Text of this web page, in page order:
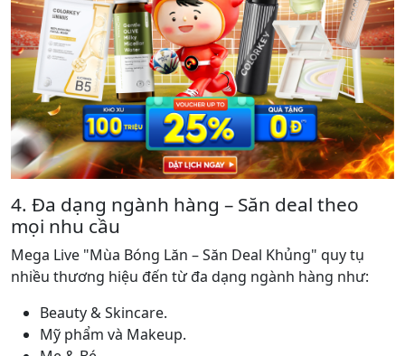
4. Đa dạng ngành hàng – Săn deal theo
mọi nhu cầu
Mega Live "Mùa Bóng Lăn – Săn Deal Khủng" quy tụ
nhiều thương hiệu đến từ đa dạng ngành hàng như:
Beauty & Skincare.
Mỹ phẩm và Makeup.